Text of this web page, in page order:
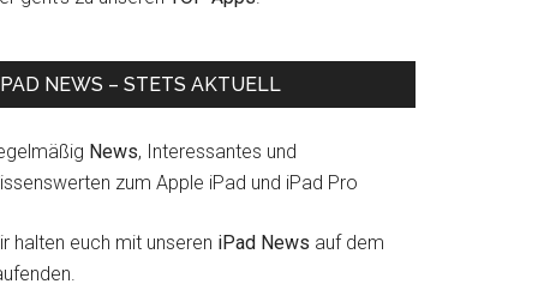
NEWS – STETS AKTUELL
News, Interessantes und
zum Apple iPad und iPad Pro
halten euch mit unseren iPad News auf dem